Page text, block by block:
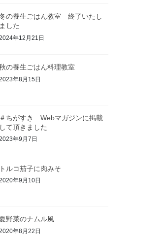
の養生ごはん教室 終了いたし
ました
年12月21日
の養生ごはん料理教室
年8月15日
＃ちがすき Webマガジンに掲載
して頂きました
年9月7日
トルコ茄子に肉みそ
年9月10日
夏野菜のナムル風
年8月22日